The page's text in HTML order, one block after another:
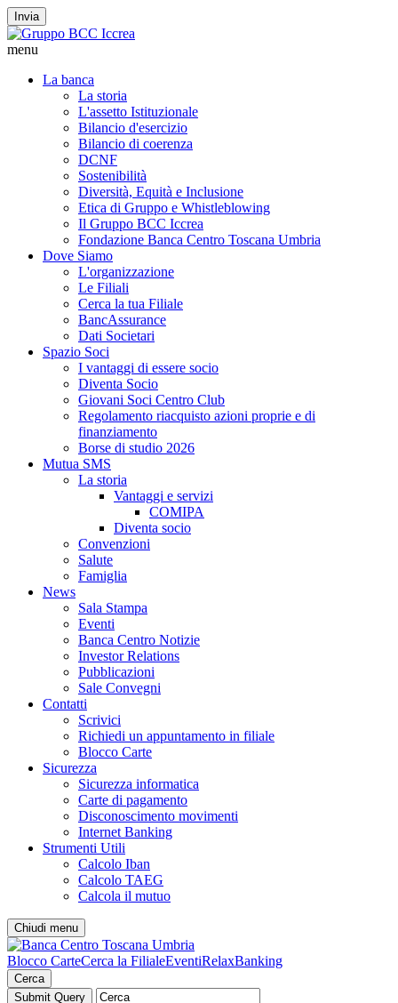
Invia
menu
La banca
La storia
L'assetto Istituzionale
Bilancio d'esercizio
Bilancio di coerenza
DCNF
Sostenibilità
Diversità, Equità e Inclusione
Etica di Gruppo e Whistleblowing
Il Gruppo BCC Iccrea
Fondazione Banca Centro Toscana Umbria
Dove Siamo
L'organizzazione
Le Filiali
Cerca la tua Filiale
BancAssurance
Dati Societari
Spazio Soci
I vantaggi di essere socio
Diventa Socio
Giovani Soci Centro Club
Regolamento riacquisto azioni proprie e di
finanziamento
Borse di studio 2026
Mutua SMS
La storia
Vantaggi e servizi
COMIPA
Diventa socio
Convenzioni
Salute
Famiglia
News
Sala Stampa
Eventi
Banca Centro Notizie
Investor Relations
Pubblicazioni
Sale Convegni
Contatti
Scrivici
Richiedi un appuntamento in filiale
Blocco Carte
Sicurezza
Sicurezza informatica
Carte di pagamento
Disconoscimento movimenti
Internet Banking
Strumenti Utili
Calcolo Iban
Calcolo TAEG
Calcola il mutuo
Chiudi menu
Blocco CarteCerca la FilialeEventiRelaxBanking
Cerca